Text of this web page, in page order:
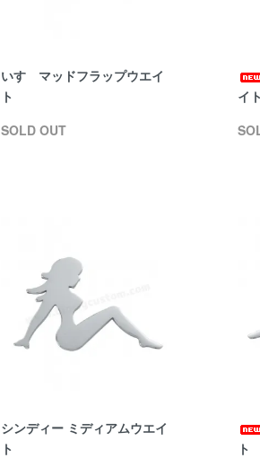
いすゞマッドフラップウエイ
ト
SOLD OUT
イ
シンディー ミディアムウエイ
ト
ト